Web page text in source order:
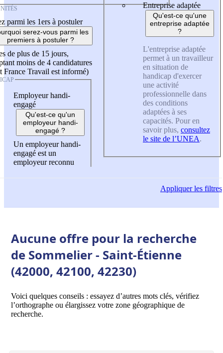
parmi les 1ers à postuler
serez-vous parmi les
premiers à postuler ?
de plus de 15 jours,
moins de 4 candidatures
France Travail est informé)
Employeur handi-
engagé
Qu'est-ce qu'un
employeur handi-
engagé ?
Un employeur handi-
engagé est un
employeur reconnu
Entreprise adaptée
Qu'est-ce qu'une
entreprise adaptée
?
L'entreprise adaptée
permet à un travailleur
en situation de
handicap d'exercer
une activité
professionnelle dans
des conditions
adaptées à ses
capacités. Pour en
savoir plus, consultez
le site de l’UNEA.
Appliquerles filtres
Aucune offre pour la recherche
de Sommelier - Saint-Étienne
(42000, 42100, 42230)
Voici quelques conseils : essayez d’autres mots clés, vérifiez
l’orthographe ou élargissez votre zone géographique de
recherche.